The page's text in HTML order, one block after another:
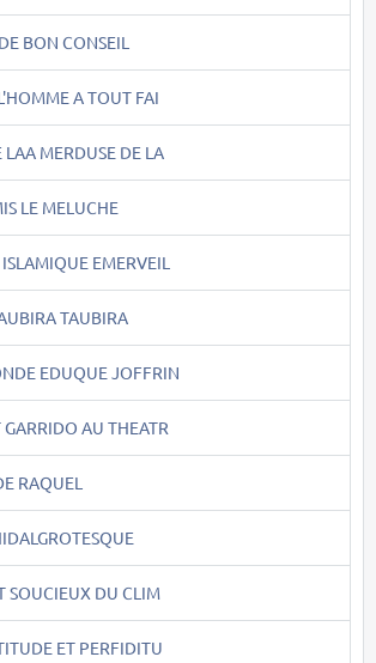
BON CONSEIL
A TOUT FAI
LAA MERDUSE DE LA
LE MELUCHE
EMERVEIL
TAUBIRA
EDUQUE JOFFRIN
GARRIDO AU THEATR
RAQUEL
SOUCIEUX DU CLIM
ET PERFIDITU